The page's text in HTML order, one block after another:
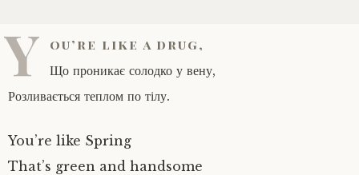
Історії з Бразилії
Екологія
Зламана рука
Мої творіння
Posts in English
My Speeches/Мої промови
Home/Додомцю
Y ou’re like a drug,
Що проникає солодко у вену,
Розливається теплом по тілу.
You’re like Spring
That’s green and handsome